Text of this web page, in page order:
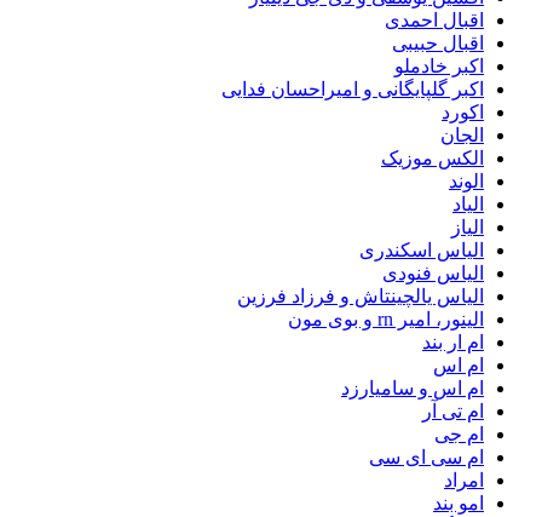
اقبال احمدی
اقبال حبیبی
اکبر خادملو
اکبر گلپایگانی و امیراحسان فدایی
اکورد
الجان
الکس موزیک
الوند
الیاد
الیاز
الیاس اسکندری
الیاس فنودی
الیاس یالچینتاش و فرزاد فرزین
الینور، امیر rn و بوی مون
ام‌ ار بند
ام اس
ام اس و سامیارزد
ام تی آر
ام جی
ام سی ای سی
امراد
امو بند